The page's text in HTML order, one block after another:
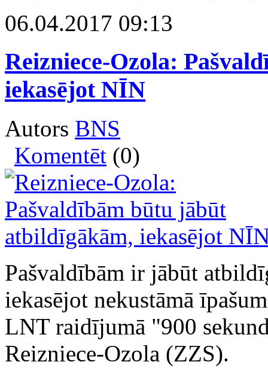
06.04.2017 09:13
Reizniece-Ozola:
iekasējot NĪN
Autors BNS
Komentēt (0)
Pašvaldībām ir jābūt
iekasējot nekustāmā
LNT raidījumā "900
Reizniece-Ozola (ZZS).